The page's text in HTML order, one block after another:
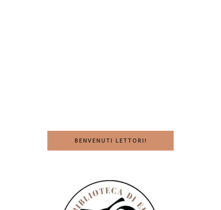
BENVENUTI LETTORI!